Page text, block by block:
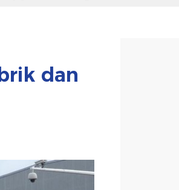
dan